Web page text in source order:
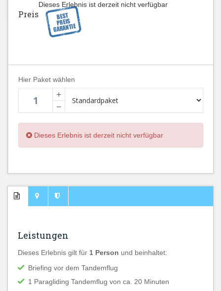
Dieses Erlebnis ist derzeit nicht verfügbar
Preis
Hier Paket wählen
+
−
Dieses Erlebnis ist derzeit nicht verfügbar
Leistungen
Dieses Erlebnis gilt für 1 Person und beinhaltet:
Briefing vor dem Tandemflug
1 Paragliding Tandemflug von ca. 20 Minuten